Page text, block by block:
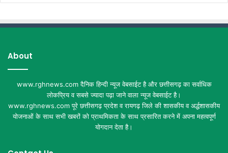
About
www.rghnews.com दैनिक हिन्दी न्यूज वेबसाईट है और छत्तीसगढ़ का सर्वाधिक
लोकप्रिय व सबसे ज्यादा पढ़ा जाने वाला न्यूज वेबसाईट है।
www.rghnews.com पूरे छत्तीसगढ़ प्रदेश व रायगढ़ जिले की शासकीय व अर्द्धशासकीय
योजनाओं के साथ सभी खबरों को प्राथमिकता के साथ प्रसारित करने में अपना महत्वपूर्ण
योगदान देता है।